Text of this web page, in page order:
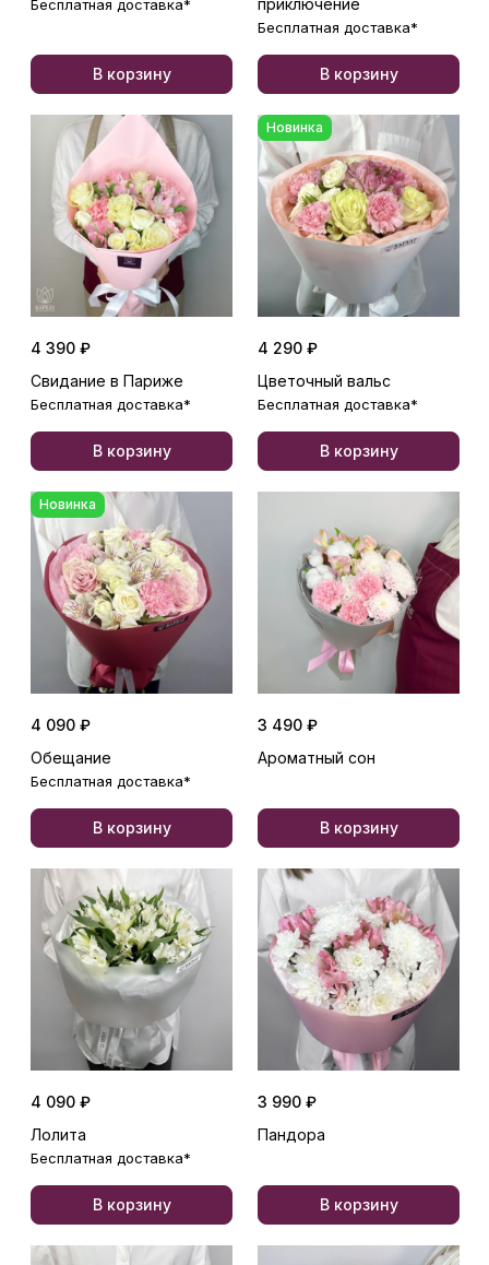
Бесплатная доставка*
В корзину
Бесплатная доставка*
В корзину
4 390 ₽
Свидание в Париже
Бесплатная доставка*
В корзину
Новинка
4 290 ₽
Цветочный вальс
Бесплатная доставка*
В корзину
Новинка
4 090 ₽
Обещание
Бесплатная доставка*
В корзину
3 490 ₽
Ароматный сон
В корзину
4 090 ₽
Лолита
Бесплатная доставка*
В корзину
3 990 ₽
Пандора
В корзину